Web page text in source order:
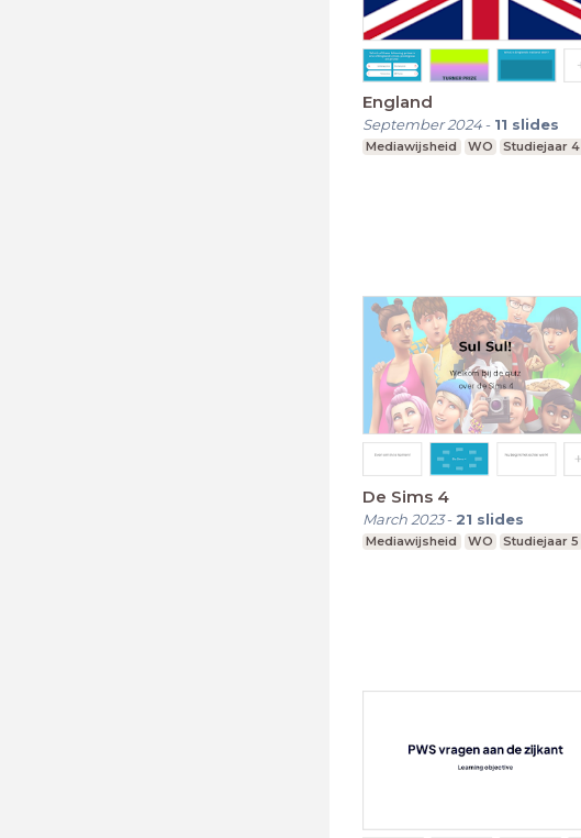
England
September 2024- 11 slides
Mediawijsheid WO Studiejaar 4
De Sims 4
March 2023- 21 slides
Mediawijsheid WO Studiejaar 5